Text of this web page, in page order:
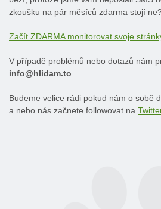
zkoušku na pár měsíců zdarma stojí
Začít ZDARMA monitorovat svoje
V případě problémů nebo dotazů nám
info@hlidam.to
Budeme velice rádi pokud nám o sobě
a nebo nás začnete followovat na